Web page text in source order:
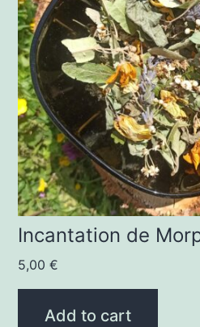
Incantation de
5,00€
Add to cart